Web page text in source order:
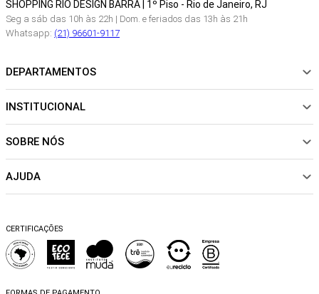
SHOPPING RIO DESIGN BARRA | 1º Piso - Rio de Janeiro, RJ
Seg a sáb das 10h às 22h | Dom. e feriados das 13h às 21h
Whatsapp: (21) 96601-9117
DEPARTAMENTOS
NOVIDADES
CALÇADOS
SALE
INSTITUCIONAL
Sobre Nós
Sustentabilidade
Trocas e Devoluções
Perguntas Frequentes
Blog
SOBRE NÓS
Política de pagamento
AJUDA
Dicas de cuidados
Falar no WhatsApp
CERTIFICAÇÕES